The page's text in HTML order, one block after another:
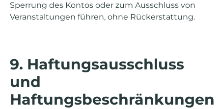
Sperrung des Kontos oder zum Ausschluss von
Veranstaltungen führen, ohne Rückerstattung.
9. Haftungsausschluss
und
Haftungsbeschränkungen